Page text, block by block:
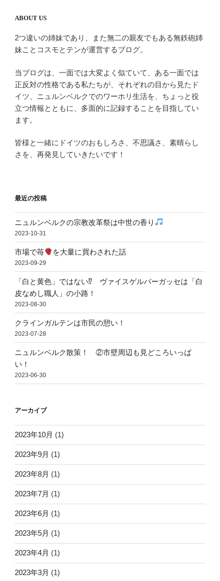
ABOUT US
2つ違いの姉妹であり、また無二の親友でもある無鉄砲姉
妹ことコスモとテンが運営するブログ。
当ブログは、一面では大変よく似ていて、ある一面では
正反対の性格である私たちが、それぞれの目から見たド
イツ、ニュルンベルクでのワーホリ生活を、ちょっと役
立つ情報とともに、多面的に記録することを目指してい
ます。
皆様と一緒にドイツのおもしろさ、不思議さ、素晴らし
さを、再発見していきたいです！
最近の投稿
ニュルンベルクの宗教改革祭は中世の香り
2023-10-31
市場で苺 を大量に買わされた話
2023-09-29
「白と黄色」ではない⁉ ヴァイスゲルバーガッセは「白
皮なめし職人」の小路！
2023-08-30
クラインガルテンは市民の憩い！
2023-07-28
ニュルンベルク散策！ ②市壁周辺も見どころいっぱ
い！
2023-06-30
アーカイブ
2023年10月 (1)
2023年9月 (1)
2023年8月 (1)
2023年7月 (1)
2023年6月 (1)
2023年5月 (1)
2023年4月 (1)
2023年3月 (1)